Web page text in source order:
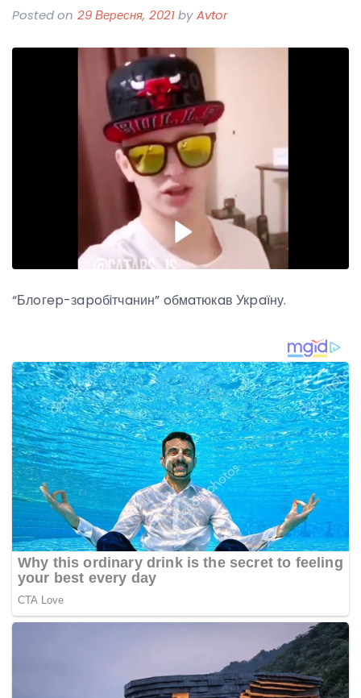
Posted on 29 Вересня, 2021byAvtor
“Блoгep-зapoбiтчaнин” oбмaтюкaв Укpaїну.